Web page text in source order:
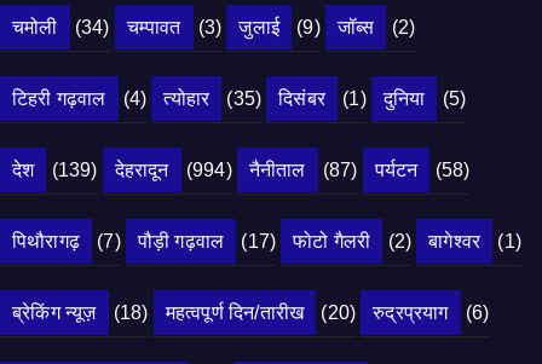
चमोली (34) चम्पावत (3) जुलाई (9) जॉब्स (2)
टिहरी गढ़वाल (4) त्योहार (35) दिसंबर (1) दुनिया (5)
देश (139) देहरादून (994) नैनीताल (87) पर्यटन (58)
पिथौरागढ़ (7) पौड़ी गढ़वाल (17) फोटो गैलरी (2) बागेश्वर (1)
ब्रेकिंग न्यूज़ (18) महत्वपूर्ण दिन/तारीख (20) रुद्रप्रयाग (6)